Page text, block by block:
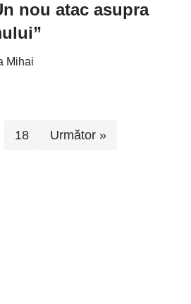
nou atac asupra
Mihai
18 Următor »